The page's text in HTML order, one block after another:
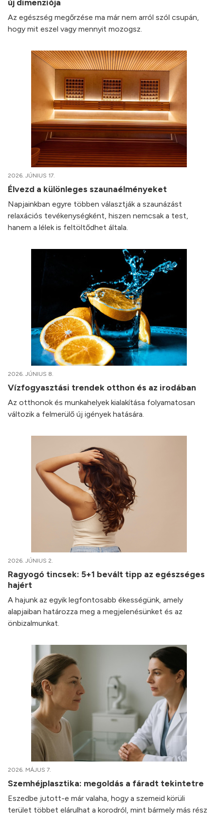
új dimenziója
Az egészség megőrzése ma már nem arról szól csupán,
hogy mit eszel vagy mennyit mozogsz.
2026. JÚNIUS 17.
Élvezd a különleges szaunaélményeket
Napjainkban egyre többen választják a szaunázást
relaxációs tevékenységként, hiszen nemcsak a test,
hanem a lélek is feltöltődhet általa.
2026. JÚNIUS 8.
Vízfogyasztási trendek otthon és az irodában
Az otthonok és munkahelyek kialakítása folyamatosan
változik a felmerülő új igények hatására.
2026. JÚNIUS 2.
Ragyogó tincsek: 5+1 bevált tipp az egészséges
hajért
A hajunk az egyik legfontosabb ékességünk, amely
alapjaiban határozza meg a megjelenésünket és az
önbizalmunkat.
2026. MÁJUS 7.
Szemhéjplasztika: megoldás a fáradt tekintetre
Eszedbe jutott-e már valaha, hogy a szemeid körüli
terület többet elárulhat a korodról, mint bármely más rész